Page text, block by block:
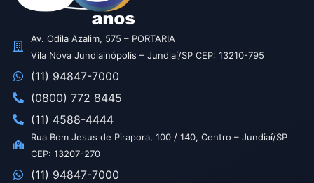
Av. Odila Azalim, 575 – PORTARIA
Vila Nova Jundiainópolis – Jundiaí/SP CEP: 13210-795
(11) 94847-7000
(0800) 772 8445
(11) 4588-4444
Rua Bom Jesus de Pirapora, 100 / 140, Centro – Jundiaí/SP
CEP: 13207-270
(11) 94847-7000